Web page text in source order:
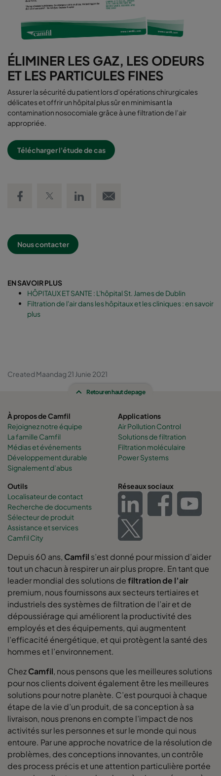
ÉLIMINER LES GAZ, LES ODEURS
ET LES PARTICULES FINES
Assurer la sécurité du patient lors d’opérations chirurgicales
délicates et offrir un hôpital plus sûr en minimisant la
contamination nosocomiale grâce à une filtration de l’air
appropriée.
Télécharger l'étude de cas
Nous contacter
EN SAVOIR PLUS
HÔPITAUX ET SANTE : L'hôpital St. James de Dublin
Filtration de l'air dans les hôpitaux et les cliniques : en savoir
plus
Created Maandag 21 Junie 2021
Retour en haut de page
À propos de Camfil
Rejoignez notre équipe
La famille Camfil
Médias et événements
Développement durable
Signalement d’abus
Applications
Air Pollution Control
Solutions de filtration
Filtration moléculaire
Power Systems
Outils
Localisateur de contact
Recherche de documents
Sélecteur de produit
Assistance et services
Camfil City
Réseaux sociaux
Depuis 60 ans, Camfil s’est donné pour mission d’aider
tout un chacun à respirer un air plus propre. En tant que
leader mondial des solutions defiltration de l’air
premium, nous fournissons aux secteurs tertiaires et
industriels des systèmes de filtration de l’air et de
dépoussiérage qui améliorent la productivité des
employés et des équipements, qui augmentent
l’efficacité énergétique, et qui protègent la santé des
hommes et l’environnement.
ChezCamfil, nous pensons que les meilleures solutions
pour nos clients doivent également être les meilleures
solutions pour notre planète. C’est pourquoi à chaque
étape de la vie d’un produit, de sa conception à sa
livraison, nous prenons en compte l’impact de nos
activités sur les personnes et sur le monde qui nous
entoure. Par une approche novatrice de la résolution de
problèmes, des conceptions innovantes, un contrôle
des process précis et une attention particulière portée